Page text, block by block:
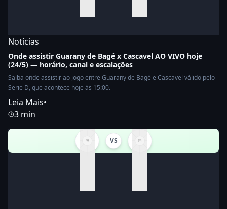
Notícias
Onde assistir Guarany de Bagé x Cascavel AO VIVO hoje
(24/5) — horário, canal e escalações
Saiba onde assistir ao jogo entre Guarany de Bagé e Cascavel válido pelo
Serie D, que acontece hoje às 15:00.
Leia Mais•
3 min
VS